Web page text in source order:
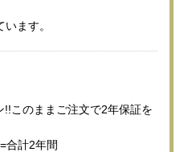
ます。
このままご注文で2年保証を
合計2年間